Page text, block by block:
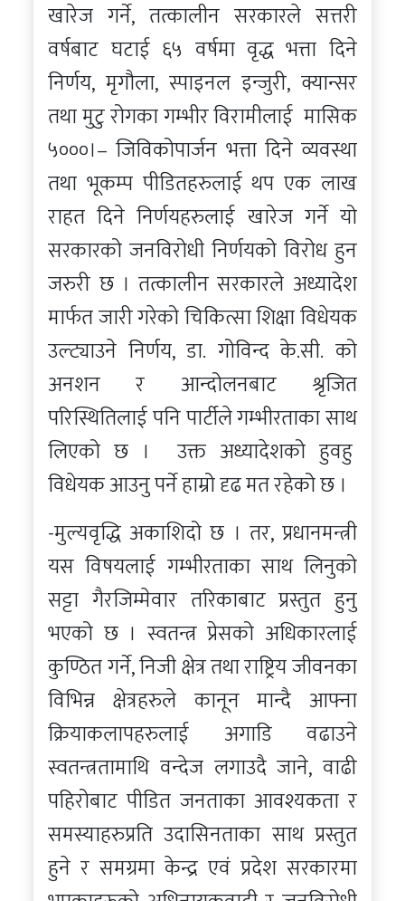
खारेज गर्ने, तत्कालीन सरकारले सत्तरी
वर्षबाट घटाई ६५ वर्षमा वृद्ध भत्ता दिने
निर्णय, मृगौला, स्पाइनल इन्जुरी, क्यान्सर
तथा मुटु रोगका गम्भीर विरामीलाई मासिक
५०००।– जिविकोपार्जन भत्ता दिने व्यवस्था
तथा भूकम्प पीडितहरुलाई थप एक लाख
राहत दिने निर्णयहरुलाई खारेज गर्ने यो
सरकारको जनविरोधी निर्णयको विरोध हुन
जरुरी छ । तत्कालीन सरकारले अध्यादेश
मार्फत जारी गरेको चिकित्सा शिक्षा विधेयक
उल्ट्याउने निर्णय, डा. गोविन्द के.सी. को
अनशन र आन्दोलनबाट श्रृजित
परिस्थितिलाई पनि पार्टीले गम्भीरताका साथ
लिएको छ । उक्त अध्यादेशको हुवहु
विधेयक आउनु पर्ने हाम्रो दृढ मत रहेको छ ।
-मुल्यवृद्धि अकाशिदो छ । तर, प्रधानमन्त्री
यस विषयलाई गम्भीरताका साथ लिनुको
सट्टा गैरजिम्मेवार तरिकाबाट प्रस्तुत हुनु
भएको छ । स्वतन्त्र प्रेसको अधिकारलाई
कुण्ठित गर्ने, निजी क्षेत्र तथा राष्ट्रिय जीवनका
विभिन्न क्षेत्रहरुले कानून मान्दै आफ्ना
क्रियाकलापहरुलाई अगाडि वढाउने
स्वतन्त्रतामाथि वन्देज लगाउदै जाने, वाढी
पहिरोबाट पीडित जनताका आवश्यकता र
समस्याहरुप्रति उदासिनताका साथ प्रस्तुत
हुने र समग्रमा केन्द्र एवं प्रदेश सरकारमा